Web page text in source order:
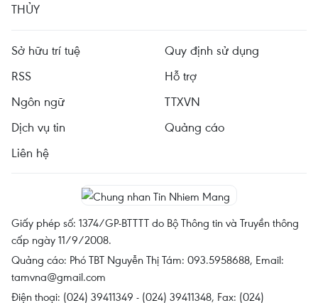
THỦY
Sở hữu trí tuệ
Quy định sử dụng
RSS
Hỗ trợ
Ngôn ngữ
TTXVN
Dịch vụ tin
Quảng cáo
Liên hệ
Giấy phép số: 1374/GP-BTTTT do Bộ Thông tin và Truyền thông
cấp ngày 11/9/2008.
Quảng cáo: Phó TBT Nguyễn Thị Tám: 093.5958688, Email:
tamvna@gmail.com
Điện thoại: (024) 39411349 - (024) 39411348, Fax: (024)